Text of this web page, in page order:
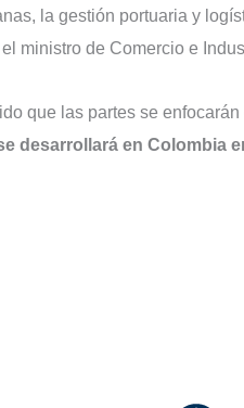
la gestión portuaria y
ministro de Comercio e
que las partes se
desarrollará en Colombia